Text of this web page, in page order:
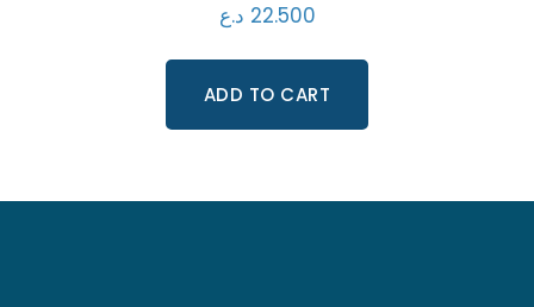
22.500 د.ع
ADD TO CART